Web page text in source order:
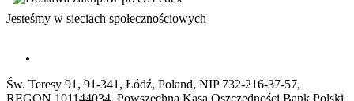
Jesteśmy w sieciach społecznościowych
Św. Teresy 91, 91-341, Łódź, Poland, NIP 732-216-37-57,
REGON 101144034, Powszechna Kasa Oszczędności Bank Polski